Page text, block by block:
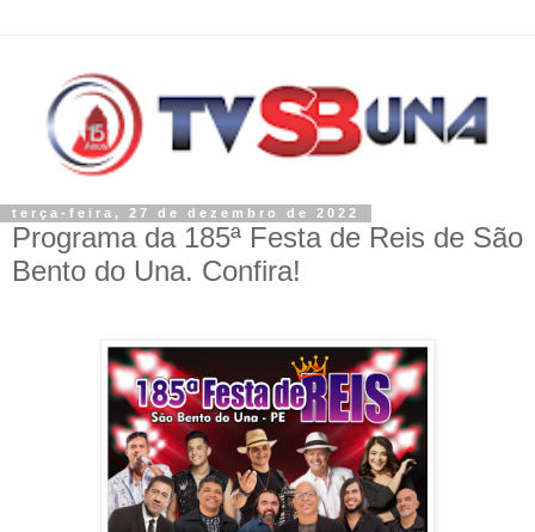
terça-feira, 27 de dezembro de 2022
Programa da 185ª Festa de Reis de São
Bento do Una. Confira!